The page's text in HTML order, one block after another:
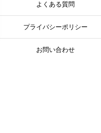
よくある質問
プライバシーポリシー
お問い合わせ